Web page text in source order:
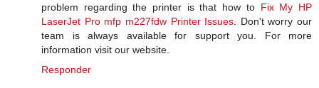
problem regarding the printer is that how to Fix My HP
LaserJet Pro mfp m227fdw Printer Issues . Don't worry our
team is always available for support you. For more
information visit our website.
Responder